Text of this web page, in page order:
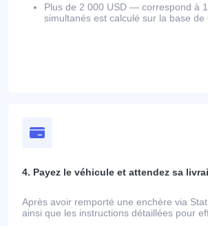
Plus de 2 000 USD — correspond à
simultanés est calculé sur la base
4. Payez le véhicule et attendez sa
Après avoir remporté une enchère via
ainsi que les instructions détaillées pour